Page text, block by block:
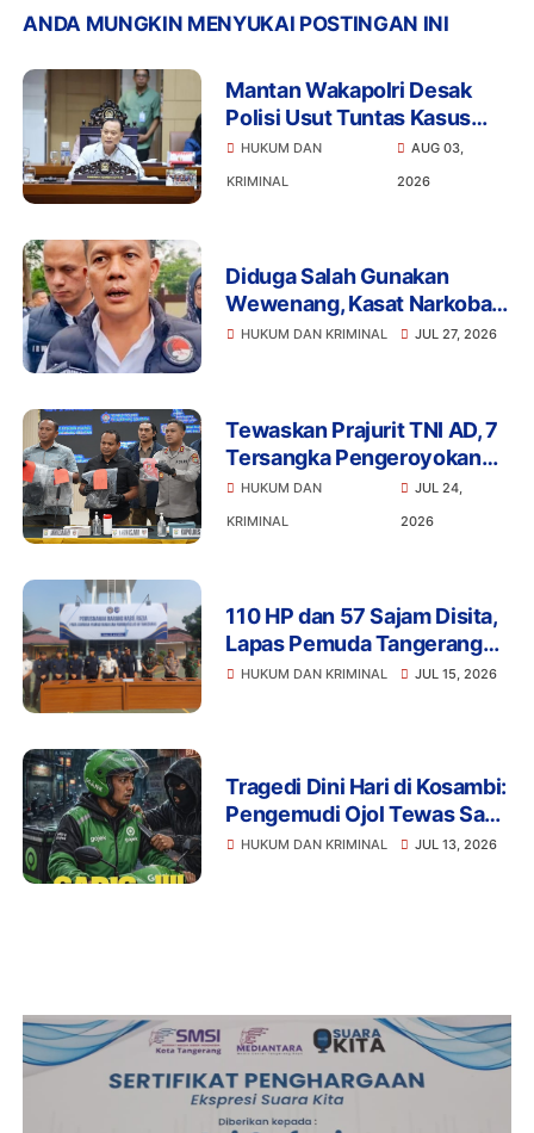
ANDA MUNGKIN MENYUKAI POSTINGAN INI
Mantan Wakapolri Desak
Polisi Usut Tuntas Kasus
Bigmo Ajak Anak di Bawah
Umur Promosikan Vape
HUKUM DAN
KRIMINAL
AUG 03,
2026
Diduga Salah Gunakan
Wewenang, Kasat Narkoba
Polres Tangsel dan 6
HUKUM DAN KRIMINAL JUL 27, 2026
Tewaskan Prajurit TNI AD, 7
Tersangka Pengeroyokan
Terancam Penjara Seumur
Hidup
HUKUM DAN
KRIMINAL
JUL 24,
2026
110 HP dan 57 Sajam Disita,
Lapas Pemuda Tangerang
Perketat Pengawasan
HUKUM DAN KRIMINAL JUL 15, 2026
Tragedi Dini Hari di Kosambi:
Pengemudi Ojol Tewas Saat
Istirahat, Motor dan HP Raib
HUKUM DAN KRIMINAL JUL 13, 2026